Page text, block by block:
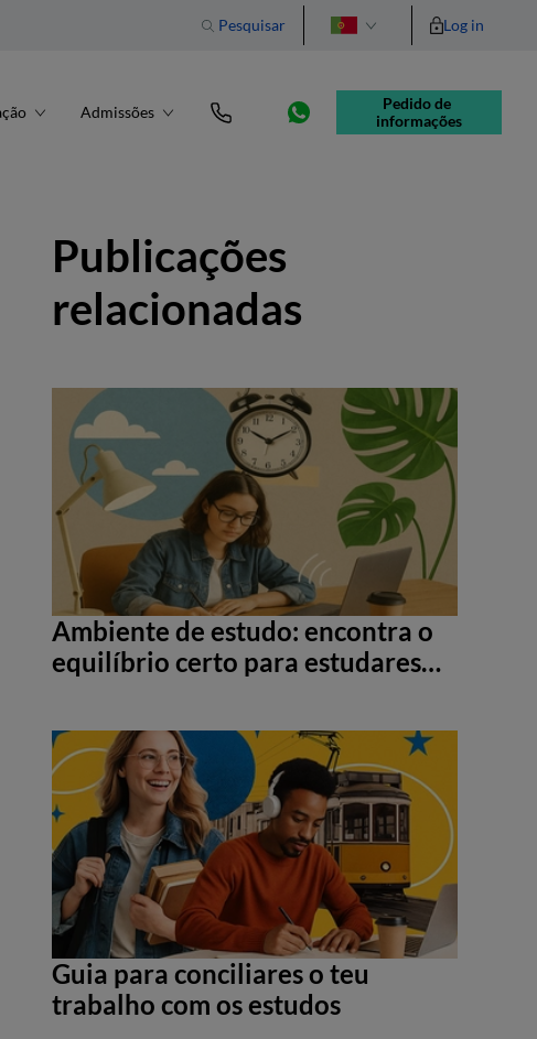
Pesquisar
English
Log in
Admissões
Pedido de
informações
Publicações
relacionadas
Ambiente de estudo: encontra o
equilíbrio certo para estudares
Guia para conciliares o teu
trabalho com os estudos